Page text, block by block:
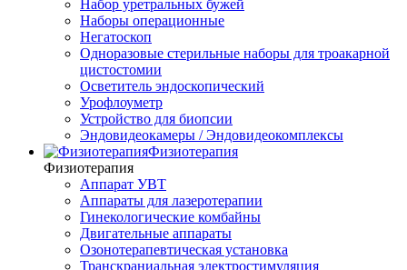
Набор уретральных бужей
Наборы операционные
Негатоскоп
Одноразовые стерильные наборы для троакарной
цистостомии
Осветитель эндоскопический
Урофлоуметр
Устройство для биопсии
Эндовидеокамеры / Эндовидеокомплексы
Физиотерапия
Физиотерапия
Аппарат УВТ
Аппараты для лазеротерапии
Гинекологические комбайны
Двигательные аппараты
Озонотерапевтическая установка
Транскраниальная электростимуляция